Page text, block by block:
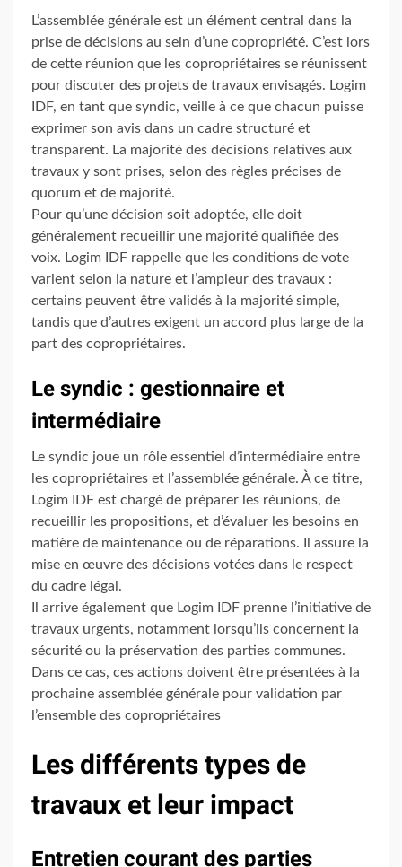
L’assemblée générale est un élément central dans la
prise de décisions au sein d’une copropriété. C’est lors
de cette réunion que les copropriétaires se réunissent
pour discuter des projets de travaux envisagés. Logim
IDF, en tant que syndic, veille à ce que chacun puisse
exprimer son avis dans un cadre structuré et
transparent. La majorité des décisions relatives aux
travaux y sont prises, selon des règles précises de
quorum et de majorité.
Pour qu’une décision soit adoptée, elle doit
généralement recueillir une majorité qualifiée des
voix. Logim IDF rappelle que les conditions de vote
varient selon la nature et l’ampleur des travaux :
certains peuvent être validés à la majorité simple,
tandis que d’autres exigent un accord plus large de la
part des copropriétaires.
Le syndic : gestionnaire et
intermédiaire
Le syndic joue un rôle essentiel d’intermédiaire entre
les copropriétaires et l’assemblée générale. À ce titre,
Logim IDF est chargé de préparer les réunions, de
recueillir les propositions, et d’évaluer les besoins en
matière de maintenance ou de réparations. Il assure la
mise en œuvre des décisions votées dans le respect
du cadre légal.
Il arrive également que Logim IDF prenne l’initiative de
travaux urgents, notamment lorsqu’ils concernent la
sécurité ou la préservation des parties communes.
Dans ce cas, ces actions doivent être présentées à la
prochaine assemblée générale pour validation par
l’ensemble des copropriétaires
Les différents types de
travaux et leur impact
Entretien courant des parties